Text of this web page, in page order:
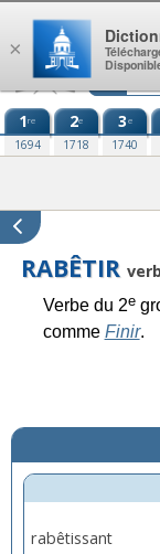
Aller au contenu
1re
1694
2e
1718
3e
1740
RABÊTIR
Verbe du 2e
comme Finir.
rabêtissant
×